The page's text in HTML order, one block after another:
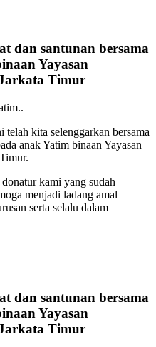
dan santunan bersama
Yayasan
Timur
kita selenggarkan bersama
anak Yatim binaan Yayasan
kami yang sudah
menjadi ladang amal
serta selalu dalam
dan santunan bersama
Yayasan
Timur